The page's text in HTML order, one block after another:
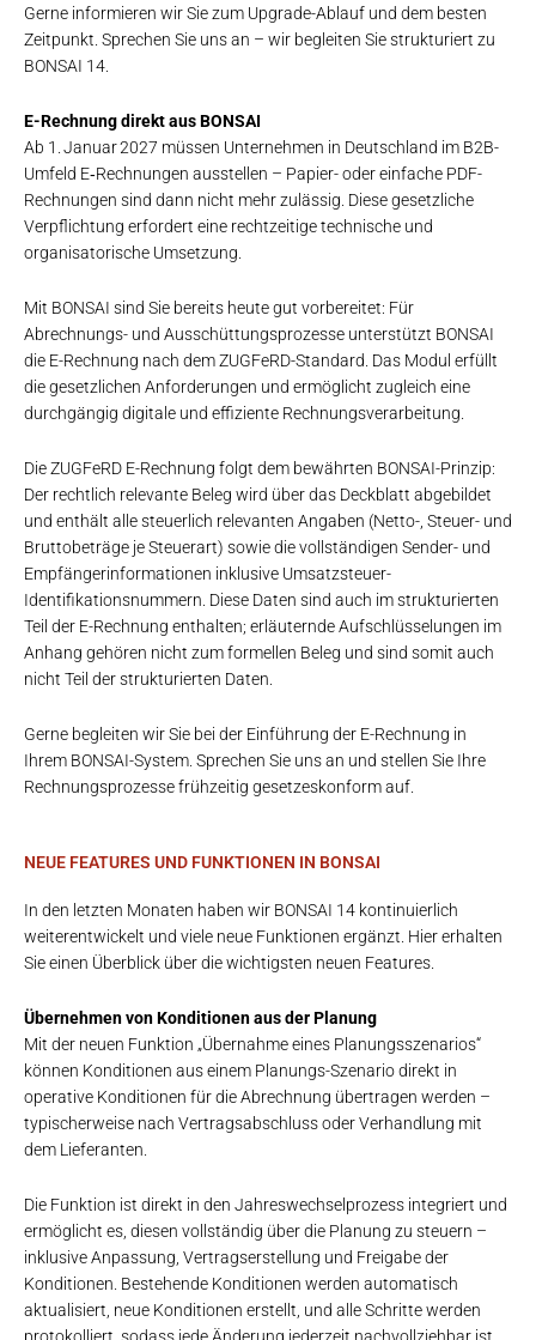
Gerne informieren wir Sie zum Upgrade-Ablauf und dem besten
Zeitpunkt. Sprechen Sie uns an – wir begleiten Sie strukturiert zu
BONSAI 14.
E-Rechnung direkt aus BONSAI
Ab 1. Januar 2027 müssen Unternehmen in Deutschland im B2B-
Umfeld E‑Rechnungen ausstellen – Papier- oder einfache PDF-
Rechnungen sind dann nicht mehr zulässig. Diese gesetzliche
Verpflichtung erfordert eine rechtzeitige technische und
organisatorische Umsetzung.
Mit BONSAI sind Sie bereits heute gut vorbereitet: Für
Abrechnungs- und Ausschüttungsprozesse unterstützt BONSAI
die E-Rechnung nach dem ZUGFeRD-Standard. Das Modul erfüllt
die gesetzlichen Anforderungen und ermöglicht zugleich eine
durchgängig digitale und effiziente Rechnungsverarbeitung.
Die ZUGFeRD E-Rechnung folgt dem bewährten BONSAI-Prinzip:
Der rechtlich relevante Beleg wird über das Deckblatt abgebildet
und enthält alle steuerlich relevanten Angaben (Netto-, Steuer- und
Bruttobeträge je Steuerart) sowie die vollständigen Sender- und
Empfängerinformationen inklusive Umsatzsteuer-
Identifikationsnummern. Diese Daten sind auch im strukturierten
Teil der E-Rechnung enthalten; erläuternde Aufschlüsselungen im
Anhang gehören nicht zum formellen Beleg und sind somit auch
nicht Teil der strukturierten Daten.
Gerne begleiten wir Sie bei der Einführung der E-Rechnung in
Ihrem BONSAI-System. Sprechen Sie uns an und stellen Sie Ihre
Rechnungsprozesse frühzeitig gesetzeskonform auf.
NEUE FEATURES UND FUNKTIONEN IN BONSAI
In den letzten Monaten haben wir BONSAI 14 kontinuierlich
weiterentwickelt und viele neue Funktionen ergänzt. Hier erhalten
Sie einen Überblick über die wichtigsten neuen Features.
Übernehmen von Konditionen aus der Planung
Mit der neuen Funktion „Übernahme eines Planungsszenarios“
können Konditionen aus einem Planungs-Szenario direkt in
operative Konditionen für die Abrechnung übertragen werden –
typischerweise nach Vertragsabschluss oder Verhandlung mit
dem Lieferanten.
Die Funktion ist direkt in den Jahreswechselprozess integriert und
ermöglicht es, diesen vollständig über die Planung zu steuern –
inklusive Anpassung, Vertragserstellung und Freigabe der
Konditionen. Bestehende Konditionen werden automatisch
aktualisiert, neue Konditionen erstellt, und alle Schritte werden